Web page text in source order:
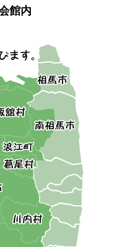
館内